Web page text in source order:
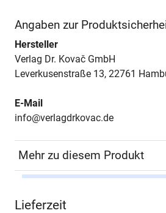
Angaben zur
Hersteller
Verlag Dr. Kovač GmbH
Leverkusenstraße 13, 22761
E-Mail
info@verlagdrkovac.de
Mehr zu diesem Produkt
Lieferzeit